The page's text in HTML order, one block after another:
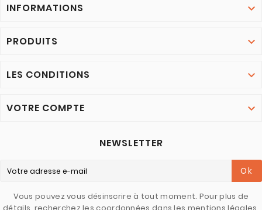
INFORMATIONS 
PRODUITS 
LES CONDITIONS 
VOTRE COMPTE 
NEWSLETTER
Ok
Vous pouvez vous désinscrire à tout moment. Pour plus de